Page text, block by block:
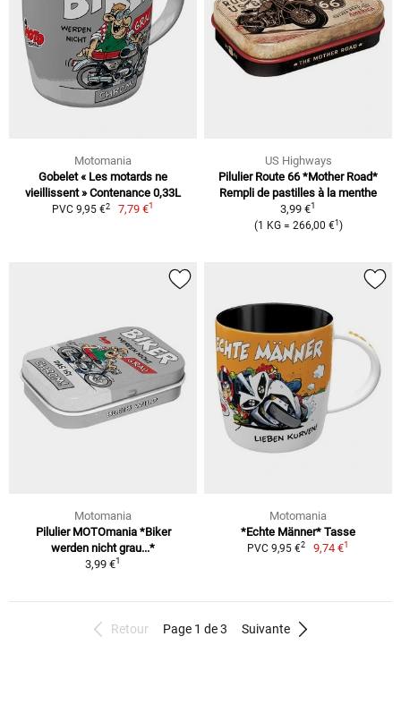
Motomania
Gobelet « Les motards ne
vieillissent » Contenance 0,33L
PVC 9,95 €2 7,79 €1
US Highways
Pilulier Route 66 *Mother Road*
Rempli de pastilles à la menthe
3,99 €1
(1 KG = 266,00 €1 )
Motomania
Pilulier MOTOmania *Biker
werden nicht grau...*
3,99 €1
Motomania
*Echte Männer* Tasse
PVC 9,95 €2 9,74 €1
Retour Page 1 de 3 Suivante